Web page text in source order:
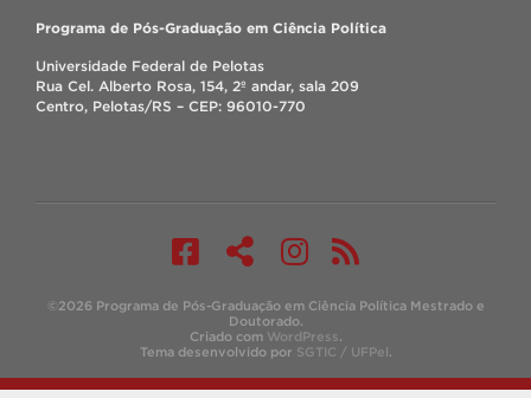
Programa de Pós-Graduação em Ciência Política
Universidade Federal de Pelotas
Rua Cel. Alberto Rosa, 154, 2º andar, sala 209
Centro, Pelotas/RS – CEP: 96010-770
©2026 Programa de Pós-Graduação em Ciência Política Mestrado e
Doutorado.
Criado com WordPress.
Tema desenvolvido por SGTIC / UFPel.